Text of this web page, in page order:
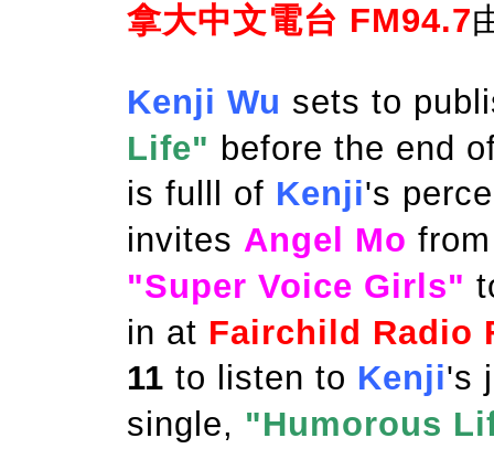
拿大中文電台 FM94.7
Kenji Wu sets to
Life" before the end
is fulll of Kenji's
invites Angel Mo
"Super Voice Girls"
in at Fairchild Radio
11 to listen to Kenji's
single, "Humorous